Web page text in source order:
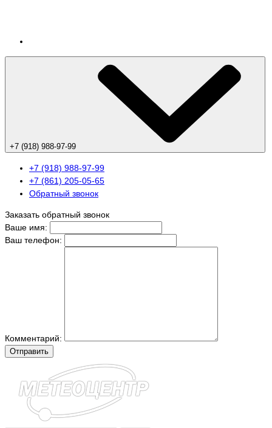
+7 (918) 988-97-99
+7 (918) 988-97-99
+7 (861) 205-05-65
Обратный звонок
Заказать обратный звонок
Ваше имя:
Ваш телефон:
Комментарий:
Отправить